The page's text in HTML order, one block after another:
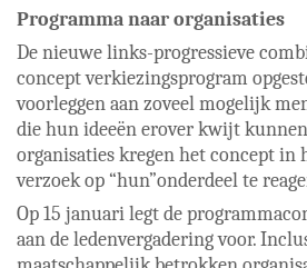
Programma naar organisaties
De nieuwe links-progressieve
concept verkiezingsprogram
voorleggen aan zoveel mogelijk
die hun ideeën erover kwijt
organisaties kregen het concept
verzoek op “hun”onderdeel te
Op 15 januari legt de
aan de ledenvergadering voor.